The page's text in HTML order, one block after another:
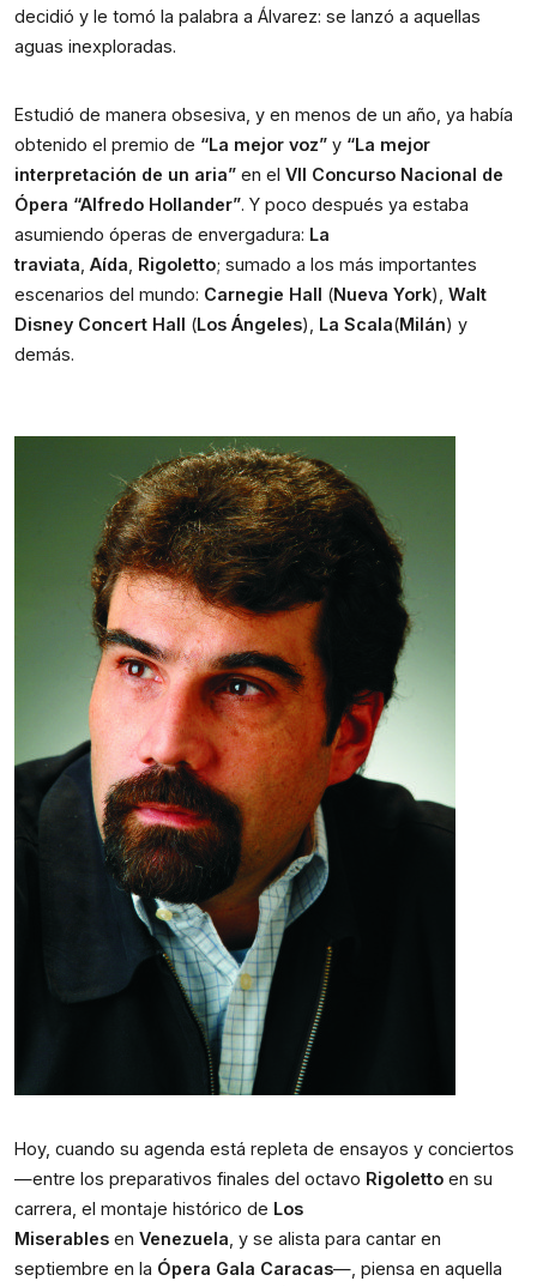
decidió y le tomó la palabra a Álvarez: se lanzó a aquellas
aguas inexploradas.
Estudió de manera obsesiva, y en menos de un año, ya había
obtenido el premio de “La mejor voz” y “La mejor
interpretación de un aria” en el VII Concurso Nacional de
Ópera “Alfredo Hollander”. Y poco después ya estaba
asumiendo óperas de envergadura: La
traviata Aída Rigoletto; sumado a los más importantes
escenarios del mundo: Carnegie Hall (Nueva York), Walt
Disney Concert Hall (Los Ángeles), La Scala(Milán) y
demás.
Hoy, cuando su agenda está repleta de ensayos y conciertos
—entre los preparativos finales del octavo Rigoletto en su
carrera, el montaje histórico de Los
Miserables en Venezuela , y se alista para cantar en
septiembre en la Ópera Gala Caracas—, piensa en aquella